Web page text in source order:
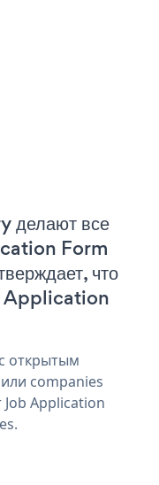
делают все
Form
что
Application
открытым
companies
Application